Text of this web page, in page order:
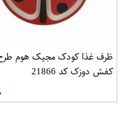
ظرف غذا کودک مجیک هوم
کفش دوزک کد 21866